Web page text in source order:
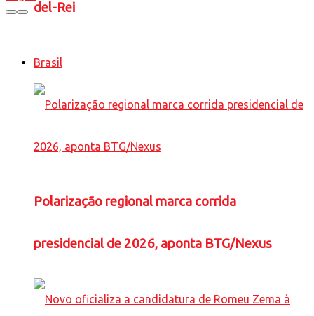
del-Rei
Brasil
Polarização regional marca corrida
presidencial de 2026, aponta BTG/Nexus